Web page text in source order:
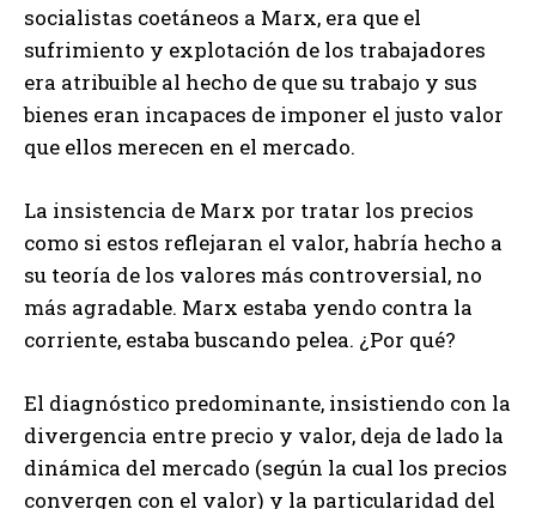
socialistas coetáneos a Marx, era que el
sufrimiento y explotación de los trabajadores
era atribuible al hecho de que su trabajo y sus
bienes eran incapaces de imponer el justo valor
que ellos merecen en el mercado.
La insistencia de Marx por tratar los precios
como si estos reflejaran el valor, habría hecho a
su teoría de los valores más controversial, no
más agradable. Marx estaba yendo contra la
corriente, estaba buscando pelea. ¿Por qué?
El diagnóstico predominante, insistiendo con la
divergencia entre precio y valor, deja de lado la
dinámica del mercado (según la cual los precios
convergen con el valor) y la particularidad del